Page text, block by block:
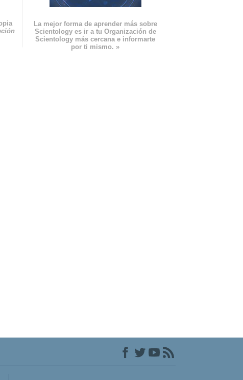
La mejor forma de aprender más sobre
Scientology es ir a tu Organización de
Scientology más cercana e informarte
por ti mismo. »